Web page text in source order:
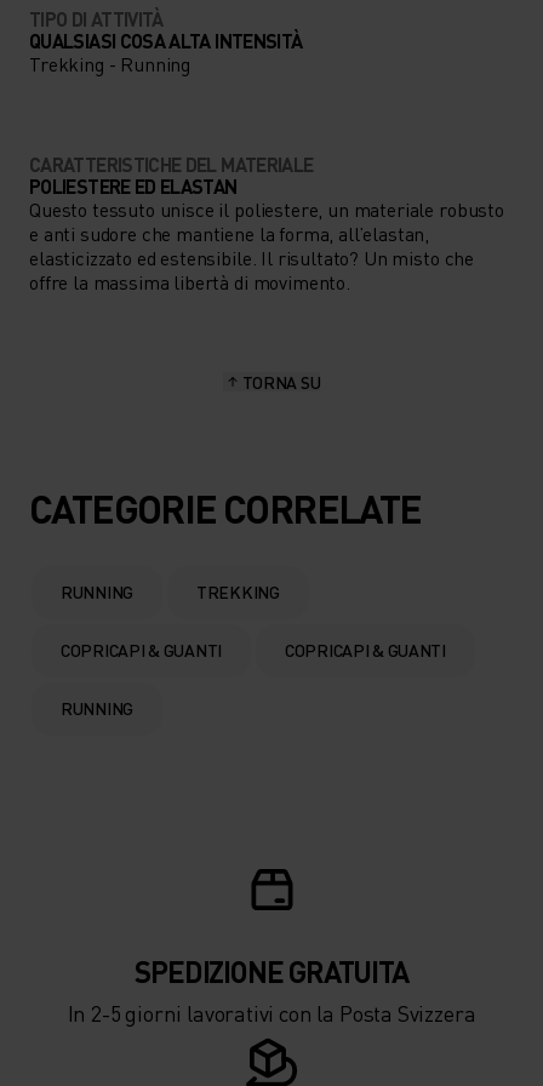
TIPO DI ATTIVITÀ
QUALSIASI COSA ALTA INTENSITÀ
Trekking - Running
CARATTERISTICHE DEL MATERIALE
POLIESTERE ED ELASTAN
Questo tessuto unisce il poliestere, un materiale robusto
e anti sudore che mantiene la forma, all’elastan,
elasticizzato ed estensibile. Il risultato? Un misto che
offre la massima libertà di movimento.
TORNA SU
CATEGORIE CORRELATE
RUNNING TREKKING
COPRICAPI & GUANTI COPRICAPI & GUANTI
RUNNING
SPEDIZIONE ​​​​​​GRATUITA
In 2-5 giorni lavorativi con la Posta Svizzera